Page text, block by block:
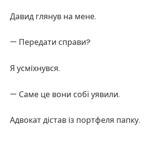
Давид глянув на мене.
— Передати справи?
Я усміхнувся.
— Саме це вони собі уявили.
Адвокат дістав із портфеля папку.